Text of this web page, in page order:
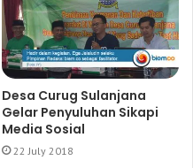
Desa Curug Sulanjana
Gelar Penyuluhan Sikapi
Media Sosial
22 July 2018